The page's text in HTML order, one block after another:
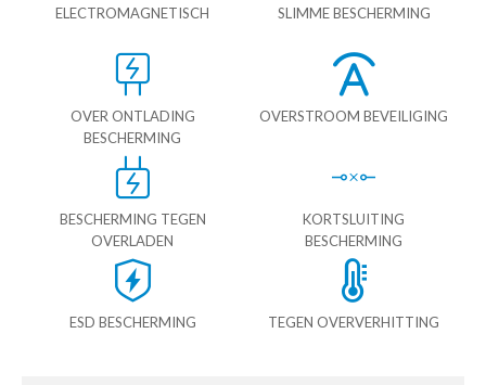
ELECTROMAGNETISCH SLIMME BESCHERMING
OVER ONTLADING
BESCHERMING
OVERSTROOM BEVEILIGING
BESCHERMING TEGEN
OVERLADEN
KORTSLUITING
BESCHERMING
ESD BESCHERMING TEGEN OVERVERHITTING